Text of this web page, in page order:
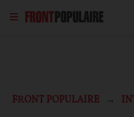
FRONT POPULAIRE